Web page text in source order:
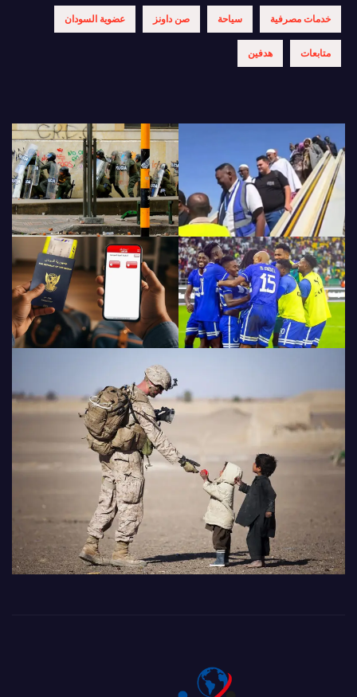
خدمات مصرفية سياحة صن داونز عضوية السودان
متابعات هدفين